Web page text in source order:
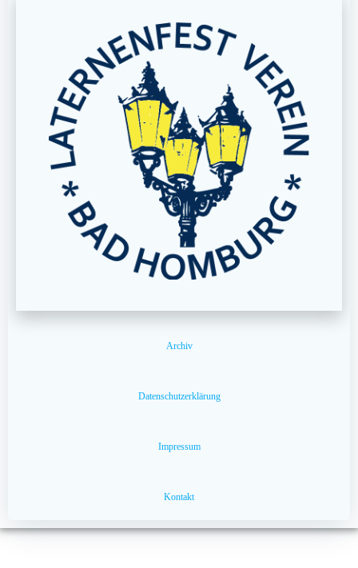
Archiv
Datenschutzerklärung
Impressum
Kontakt